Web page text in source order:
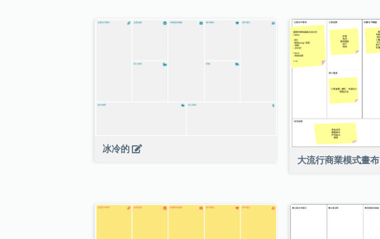
冰冷的
大流行商業模式畫布